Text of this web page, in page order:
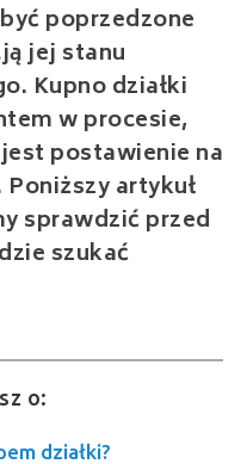
poprzedzone
jej stanu
Kupno działki
w procesie,
postawienie na
artykuł
sprawdzić przed
szukać
o:
działki?